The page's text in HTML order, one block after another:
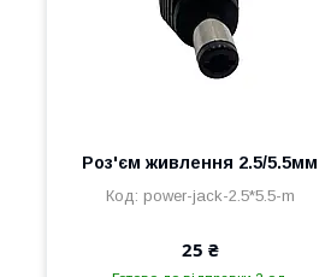
Роз'єм живлення 2.5/5.5мм
power-jack-2.5*5.5-m
25 ₴